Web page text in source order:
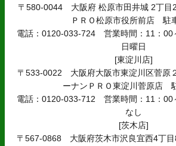
〒580-0044 大阪府 松原市田井城 2丁
ＰＲＯ松原市役所前店 駐
電話：0120-033-724 営業時間：11：00
日曜日
[東淀川店]
〒533-0022 大阪府大阪市東淀川区菅原
ーナンＰＲＯ東淀川菅原店
電話：0120-033-712 営業時間：11：00
なし
[茨木店]
〒567-0868 大阪府茨木市沢良宜西4丁